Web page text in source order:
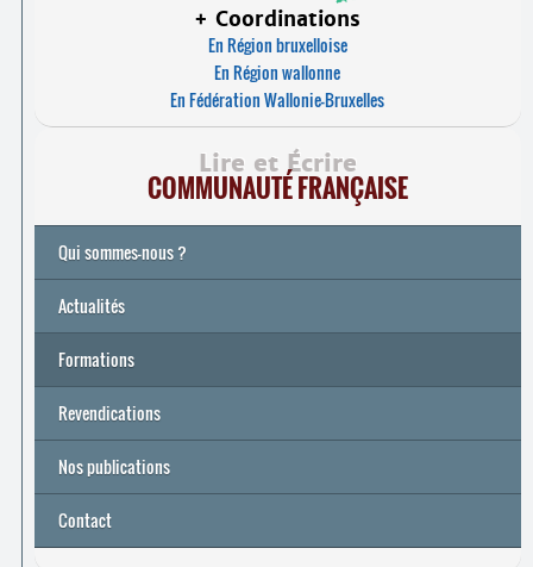
+ Coordinations
En Région bruxelloise
En Région wallonne
En Fédération Wallonie-Bruxelles
Lire et Écrire
COMMUNAUTÉ FRANÇAISE
Qui sommes-nous ?
Actualités
Formations
Archives
Université de printemps 2026
Revendications
Nos publications
Contact